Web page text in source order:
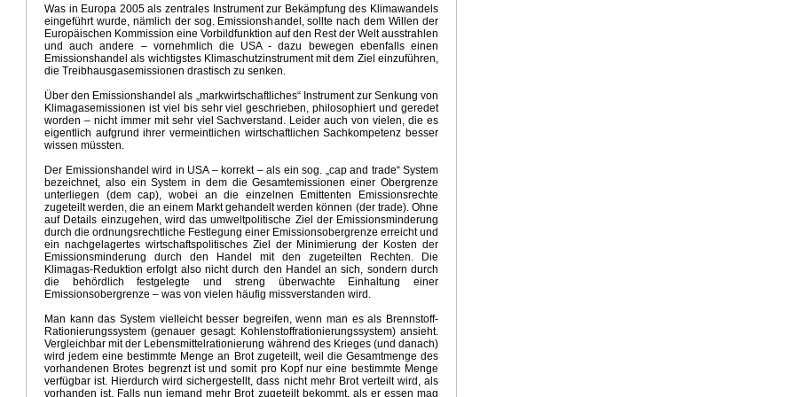
Wintervorhersage 2024/ 2025 Klimawandel und Gesundheit
Trumps Kabinettsbenennungen
Ampelkoalition
US Wahlen 2024 Illusionen der Klimapolitik
Ursache Schwäche deutsche Wirtschaft
Aus vom Verbrenneraus Vorbild China erneuerbare Energien
Novellierung Klimaschutzgesetz
Wie realistisch ist Net - Zero Die Mobilitätswende
Extreme Hitze Anfang April
Klimaaktivismus, Medien und Politik
- Ausblick März
Habecks Industriestrategie
Kraftwerksstrategie der Bundesregierung
der Eliten
Der Anti Arbeiter- und Bauernstaat
Ergebnisse COP28
und Klimaschwankungen in Europa
Winterprognose 2023/24
für Wärmepumpen und Elektroautos
Energiepolitik
Hitzepanik in den Medien
Demokratie und ökologischer Totalitarismus
Verlogener Verbraucherschutz Kosten des Erreichens der Klimaziele
Strommangellage 2030
Habecks Sieg - Niederlage für die Bürger Berlin Klimaneutral 2030
Psychopathologie der Klimakrise
Grüner Angriff auf die Mitte der Gesellschaft
Klimawandel kostet 900 Mrd Euro
Klimapropaganda und Sachargumente
Regionale Klimaextreme und Klimawandel
Deutschland
Höllenritt nach Net - Zero Marxismus als Klimaretter
Die neue Wirtschaftspartei
Weiße Weihnachten Kohle - Retter der Energiewende Kalter Winter
Net - Zero bis 2050 und Klima
Klimapropaganda pur Wintervorhersage 2022/2023 Endziel Grüner Politik
Debattenmuster Energiekrise
US Supreme Court Klima Entscheidung Die E-Auto Lüge
Spiegel lernfähig
Ölembargo gegen Russland
Extreme Hitzewelle Der perfekte Sturm
Sonneneinstrahlung und Klimawandel
24. Februar 2022 Umweltzerstörung durch Windwahn
Der Grosse Transformationsminister
Koalitionsvertrag Klima und Energie Netzero - Dystopische Zukunft
COP26 - Jahrmarkt der Illusionen
Emissionshandel und Klimadiktatur
Sondierungspapier Ampel
Was in Europa 2005 als zentrales Instrument zur Bekämpfung des Klimawandels
eingeführt wurde, nämlich der sog. Emissionshandel, sollte nach dem Willen der
Europäischen Kommission eine Vorbildfunktion auf den Rest der Welt ausstrahlen
und auch andere – vornehmlich die USA - dazu bewegen ebenfalls einen
Emissionshandel als wichtigstes Klimaschutzinstrument mit dem Ziel einzuführen,
die Treibhausgasemissionen drastisch zu senken.
Über den Emissionshandel als „markwirtschaftliches“ Instrument zur Senkung von
Klimagasemissionen ist viel bis sehr viel geschrieben, philosophiert und geredet
worden – nicht immer mit sehr viel Sachverstand. Leider auch von vielen, die es
eigentlich aufgrund ihrer vermeintlichen wirtschaftlichen Sachkompetenz besser
wissen müssten.
Der Emissionshandel wird in USA – korrekt – als ein sog. „cap and trade“ System
bezeichnet, also ein System in dem die Gesamtemissionen einer Obergrenze
unterliegen (dem cap), wobei an die einzelnen Emittenten Emissionsrechte
zugeteilt werden, die an einem Markt gehandelt werden können (der trade). Ohne
auf Details einzugehen, wird das umweltpolitische Ziel der Emissionsminderung
durch die ordnungsrechtliche Festlegung einer Emissionsobergrenze erreicht und
ein nachgelagertes wirtschaftspolitisches Ziel der Minimierung der Kosten der
Emissionsminderung durch den Handel mit den zugeteilten Rechten. Die
Klimagas-Reduktion erfolgt also nicht durch den Handel an sich, sondern durch
die behördlich festgelegte und streng überwachte Einhaltung einer
Emissionsobergrenze – was von vielen häufig missverstanden wird.
Man kann das System vielleicht besser begreifen, wenn man es als Brennstoff-
Rationierungssystem (genauer gesagt: Kohlenstoffrationierungssystem) ansieht.
Vergleichbar mit der Lebensmittelrationierung während des Krieges (und danach)
wird jedem eine bestimmte Menge an Brot zugeteilt, weil die Gesamtmenge des
vorhandenen Brotes begrenzt ist und somit pro Kopf nur eine bestimmte Menge
verfügbar ist. Hierdurch wird sichergestellt, dass nicht mehr Brot verteilt wird, als
vorhanden ist. Falls nun jemand mehr Brot zugeteilt bekommt, als er essen mag